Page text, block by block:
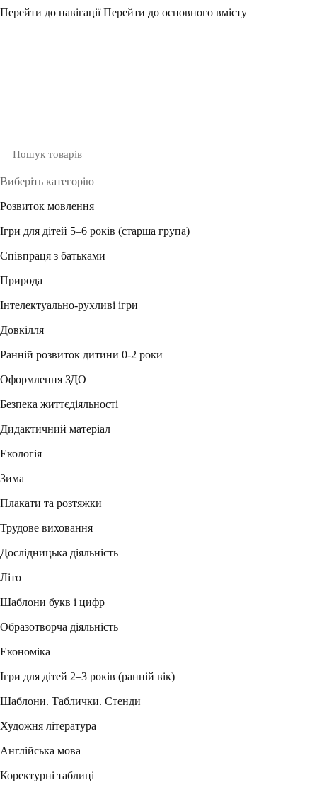
Перейти до навігаціїПерейти до основного вмісту
Виберіть категорію
Розвиток мовлення
Ігри для дітей 5–6 років (старша група)
Співпраця з батьками
Природа
Інтелектуально-рухливі ігри
Довкілля
Ранній розвиток дитини 0-2 роки
Оформлення ЗДО
Безпека життєдіяльності
Дидактичний матеріал
Екологія
Зима
Плакати та розтяжки
Трудове виховання
Дослідницька діяльність
Літо
Шаблони букв і цифр
Образотворча діяльність
Економіка
Ігри для дітей 2–3 років (ранній вік)
Шаблони. Таблички. Стенди
Художня література
Англійська мова
Коректурні таблиці